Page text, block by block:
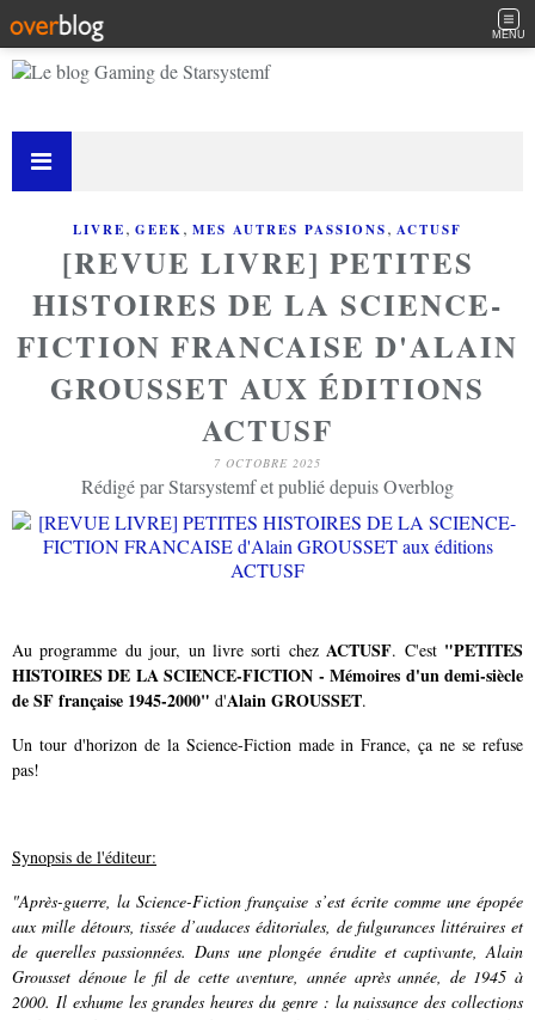
MENU
LIVRE, GEEK, MES AUTRES PASSIONS, ACTUSF
[REVUE LIVRE] PETITES
HISTOIRES DE LA SCIENCE-
FICTION FRANCAISE D'ALAIN
GROUSSET AUX ÉDITIONS
ACTUSF
7 OCTOBRE 2025
Rédigé par Starsystemf et publié depuis Overblog
Au programme du jour, un livre sorti chezACTUSF. C'est "PETITES
HISTOIRES DE LA SCIENCE-FICTION - Mémoires d'un demi-siècle
de SF française 1945-2000" d'Alain GROUSSET.
Un tour d'horizon de la Science-Fiction made in France, ça ne se refuse
pas!
Synopsis de l'éditeur:
"Après-guerre, la Science-Fiction française s’est écrite comme une épopée
aux mille détours, tissée d’audaces éditoriales, de fulgurances littéraires et
de querelles passionnées. Dans une plongée érudite et captivante, Alain
Grousset dénoue le fil de cette aventure, année après année, de 1945 à
2000. Il exhume les grandes heures du genre : la naissance des collections